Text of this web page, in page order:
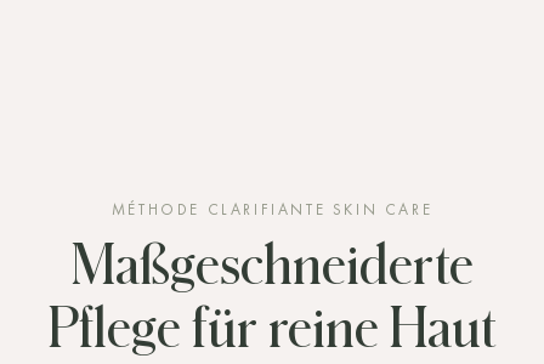
MÉTHODE CLARIFIANTE SKIN CARE
Maßgeschneiderte
Pflege für reine Haut